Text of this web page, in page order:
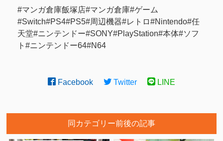
#マンガ倉庫飯塚店#マンガ倉庫#ゲーム
#Switch#PS4#PS5#周辺機器#レトロ#Nintendo#任
天堂#ニンテンドー#SONY#PlayStation#本体#ソフ
ト#ニンテンドー64#N64
Facebook Twitter LINE
同カテゴリー前後の記事